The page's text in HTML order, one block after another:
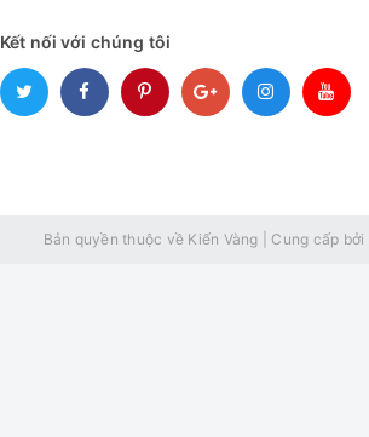
Kết nối với chúng tôi
Bản quyền thuộc về Kiến Vàng Cung cấp bởi